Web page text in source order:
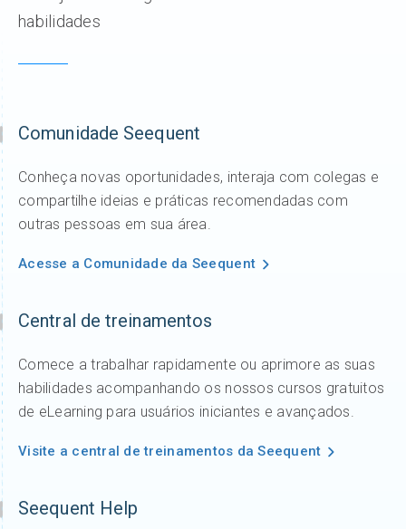
habilidades
Comunidade Seequent
Conheça novas oportunidades, interaja com colegas e
compartilhe ideias e práticas recomendadas com
outras pessoas em sua área.
Acesse a Comunidade da Seequent
Central de treinamentos
Comece a trabalhar rapidamente ou aprimore as suas
habilidades acompanhando os nossos cursos gratuitos
de eLearning para usuários iniciantes e avançados.
Visite a central de treinamentos da Seequent
Seequent Help